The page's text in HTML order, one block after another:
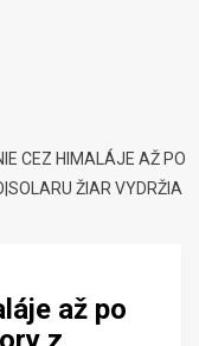
CEZ HIMALÁJE AŽ PO
ŽIAR VYDRŽIA
až po